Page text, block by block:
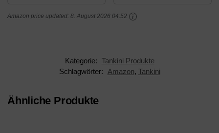
Schwimmanzug
Set Gr.98-176 A
Amazon price updated: 8. August 2026 04:52
Kategorie: Tankini Produkte
Schlagwörter:
Amazon, Tankini
Ähnliche Produkte